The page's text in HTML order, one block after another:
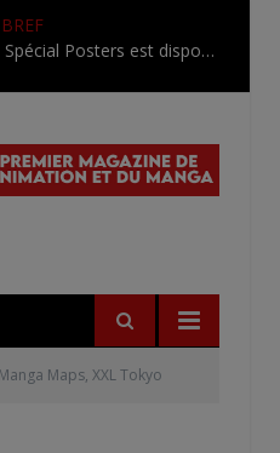
L’AnimeLand Hors-Série – Spécial Posters est disponible !
Manga Maps, XXL Tokyo